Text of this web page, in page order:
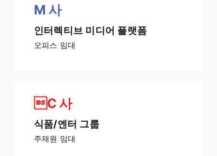
M 사
인터렉티브 미디어 플랫폼
오피스 임대
C 사
식품/엔터 그룹
주재원 임대